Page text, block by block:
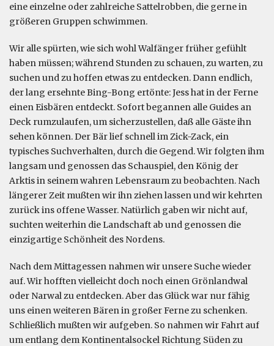
eine einzelne oder zahlreiche Sattelrobben, die gerne in
größeren Gruppen schwimmen.
Wir alle spürten, wie sich wohl Walfänger früher gefühlt
haben müssen; während Stunden zu schauen, zu warten, zu
suchen und zu hoffen etwas zu entdecken. Dann endlich,
der lang ersehnte Bing-Bong ertönte: Jess hat in der Ferne
einen Eisbären entdeckt. Sofort begannen alle Guides an
Deck rumzulaufen, um sicherzustellen, daß alle Gäste ihn
sehen können. Der Bär lief schnell im Zick-Zack, ein
typisches Suchverhalten, durch die Gegend. Wir folgten ihm
langsam und genossen das Schauspiel, den König der
Arktis in seinem wahren Lebensraum zu beobachten. Nach
längerer Zeit mußten wir ihn ziehen lassen und wir kehrten
zurück ins offene Wasser. Natürlich gaben wir nicht auf,
suchten weiterhin die Landschaft ab und genossen die
einzigartige Schönheit des Nordens.
Nach dem Mittagessen nahmen wir unsere Suche wieder
auf. Wir hofften vielleicht doch noch einen Grönlandwal
oder Narwal zu entdecken. Aber das Glück war nur fähig
uns einen weiteren Bären in großer Ferne zu schenken.
Schließlich mußten wir aufgeben. So nahmen wir Fahrt auf
um entlang dem Kontinentalsockel Richtung Süden zu